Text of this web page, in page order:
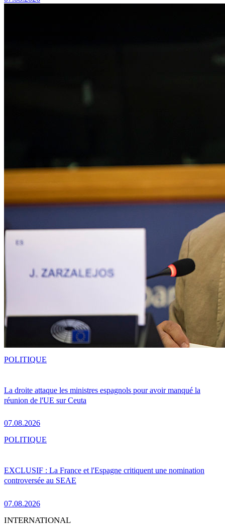
La droite attaque les ministres espagnols pour avoir manqué la
réunion de l'UE sur Ceuta
07.08.2026
POLITIQUE
EXCLUSIF : La France et l'Espagne critiquent une nomination
controversée au SEAE
07.08.2026
POLITIQUE
INTERNATIONAL